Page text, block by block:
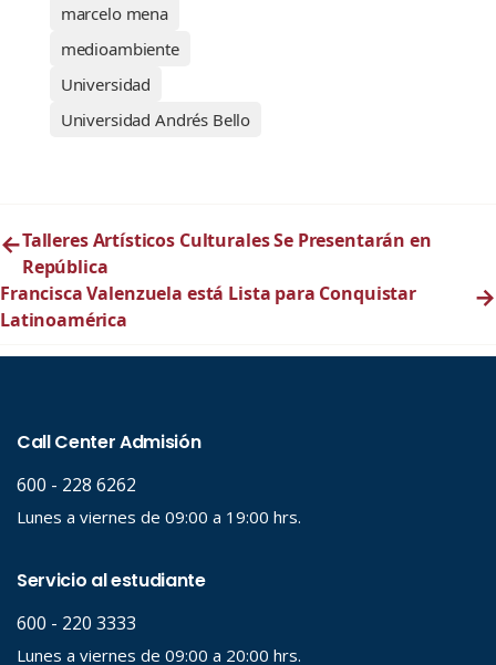
marcelo mena
medioambiente
Universidad
Universidad Andrés Bello
←Talleres Artísticos Culturales Se Presentarán en
República
Francisca Valenzuela está Lista para Conquistar
Latinoamérica
→